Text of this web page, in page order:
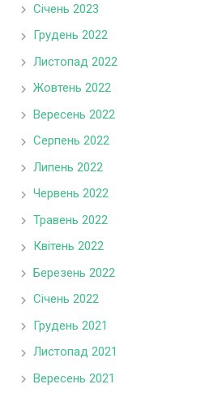
Січень 2023
Грудень 2022
Листопад 2022
Жовтень 2022
Вересень 2022
Серпень 2022
Липень 2022
Червень 2022
Травень 2022
Квітень 2022
Березень 2022
Січень 2022
Грудень 2021
Листопад 2021
Вересень 2021